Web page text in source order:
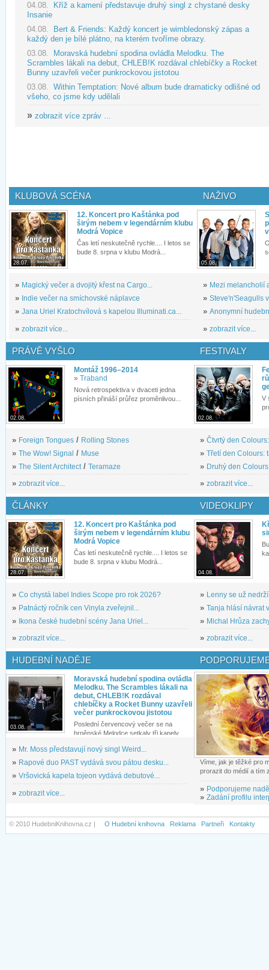
04.08. Kříž a kamení představuje druhý singl z chystané desky
Insanie
04.08. Bert & Friends: Každý koncert je wimbledonský zápas a
každý den je bílé plátno, na kterém tvoříme obrazy.
03.08. Moravská hudební spodina ovládla Melodku. The
Scrambles lákali na debut, CHLEB!K rozdával chlebíčky a Rocket
Bunny uzavřeli večer punkrockovou jistotou
03.08. Within Temptation: Nové album bude dramaticky odlišné od
všeho, co jsme kdy udělali
» zobrazit více zpráv ...
KLUBOVÁ SCÉNA
28.07.
12. Koncert pro Kaštánka pod
širým nebem v legendárním klubu
Modrá Vopice
Čas letí neskutečně rychle.... I letos se
bude 8. srpna v klubu Modrá...
» Magický večer a dvojitý křest na Cargo...
» Indie večer na smíchovské náplavce
» Jana Uriel Kratochvílová s kapelou Illuminati.ca...
» zobrazit více...
NAŽIVO
05.08.
» Mezi melancholií
» Steve'n'Seagulls
» Anonymní
» zobrazit více...
PRÁVĚ VYŠLO
02.08.
Montáž 1996–2014
» Traband
Nová retrospektiva v dvaceti jedna
písních přináší průřez proměnlivou...
» Foreign Tongues / Rolling Stones
» The Wow! Signal / Muse
» The Silent Architect / Teramaze
» zobrazit více...
FESTIVALY
02.08.
V
» Čtvrtý den
» Třetí den Colours:
» Druhý den
» zobrazit více...
ČLÁNKY
28.07.
12. Koncert pro Kaštánka pod
širým nebem v legendárním klubu
Modrá Vopice
Čas letí neskutečně rychle.... I letos se
bude 8. srpna v klubu Modrá...
» Co chystá label Indies Scope pro rok 2026?
» Patnáctý ročník cen Vinyla zveřejnil...
»
Ikona české hudební scény Jana Uriel...
» zobrazit více...
VIDEOKLIPY
04.08.
» Lenny se už
» Tanja hlásí návrat
» Michal Hrůza
» zobrazit více...
HUDEBNÍ NADĚJE
03.08.
Moravská hudební spodina ovládla
Melodku. The Scrambles lákali na
debut, CHLEB!K rozdával
chlebíčky a Rocket Bunny uzavřeli
večer punkrockovou jistotou
Poslední červencový večer se na
brněnské Melodce setkaly tři kapely...
» Mr. Moss představují nový singl Weird...
» Rapové duo PAST vydává svou pátou desku...
» Vršovická kapela tojeon vydává debutové...
» zobrazit více...
Víme, jak je těžké pro
prorazit do médií a tím
» Podporujeme
» Zadání profilu
© 2010 HudebniKnihovna.cz | O Hudební knihovna Reklama Partneři Kontakty